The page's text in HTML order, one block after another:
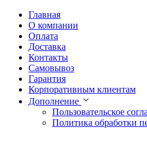
Главная
О компании
Оплата
Доставка
Контакты
Самовывоз
Гарантия
Корпоративным клиентам
Дополнение
Пользовательское
Политика обработки